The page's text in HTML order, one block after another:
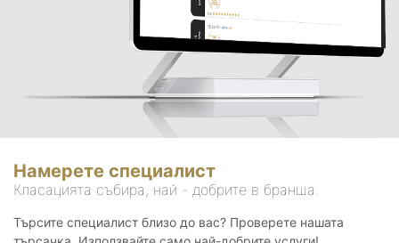
Намерете специалист
Класацията събира, най - добрите в бранша.
Търсите специалист близо до вас? Проверете нашата